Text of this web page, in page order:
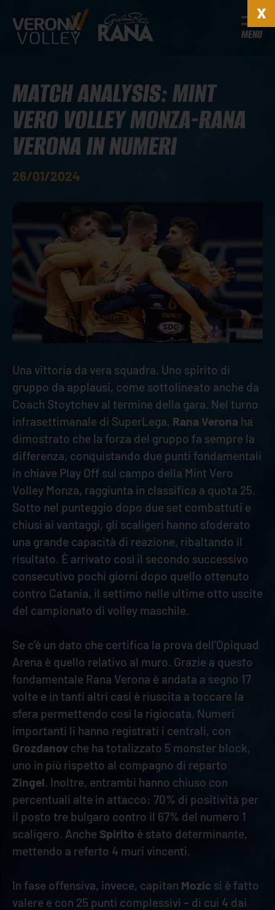
MENU
MATCH ANALYSIS: MINT
VERO VOLLEY MONZA-RANA
VERONA IN NUMERI
26/01/2024
Una vittoria da vera squadra. Uno spirito di
gruppo da applausi, come sottolineato anche da
Coach Stoytchev al termine della gara. Nel turno
infrasettimanale di SuperLega, Rana Verona ha
dimostrato che la forza del gruppo fa sempre la
differenza, conquistando due punti fondamentali
in chiave Play Off sul campo della Mint Vero
Volley Monza, raggiunta in classifica a quota 25.
Sotto nel punteggio dopo due set combattuti e
chiusi ai vantaggi, gli scaligeri hanno sfoderato
una grande capacità di reazione, ribaltando il
risultato. È arrivato così il secondo successivo
consecutivo pochi giorni dopo quello ottenuto
contro Catania, il settimo nelle ultime otto uscite
del campionato di volley maschile.
Se c’è un dato che certifica la prova dell’Opiquad
Arena è quello relativo al muro. Grazie a questo
fondamentale Rana Verona è andata a segno 17
volte e in tanti altri casi è riuscita a toccare la
sfera permettendo così la rigiocata. Numeri
importanti li hanno registrati i centrali, con
Grozdanov che ha totalizzato 5 monster block,
uno in più rispetto al compagno di reparto
Zingel . Inoltre, entrambi hanno chiuso con
percentuali alte in attacco: 70% di positività per
il posto tre bulgaro contro il 67% del numero 1
scaligero. Anche Spirito è stato determinante,
mettendo a referto 4 muri vincenti.
In fase offensiva, invece, capitan Mozic si è fatto
valere e con 25 punti complessivi – di cui 4 dai